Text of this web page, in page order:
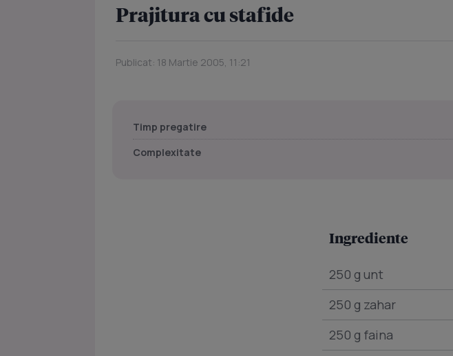
Prajitura cu stafide
Publicat: 18 Martie 2005, 11:21
Timp pregatire
Complexitate
Ingrediente
250 g unt
250 g zahar
250 g faina